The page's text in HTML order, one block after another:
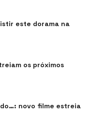
este dorama na
os próximos
novo filme estreia